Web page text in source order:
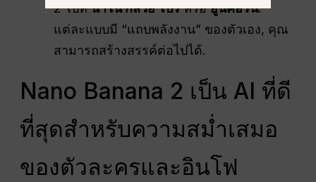
2 ไปที่นาโน กล้วย โปรหรือยูนิคอร์น.
แต่ละแบบมี “แถบพลังงาน” ของตัวเอง, คุณ
สามารถสร้างสรรค์ต่อไปได้.
Nano Banana 2 เป็น AI ที่ดี
ที่สุดสำหรับความสม่ำเสมอ
ของตัวละครและอินโฟ